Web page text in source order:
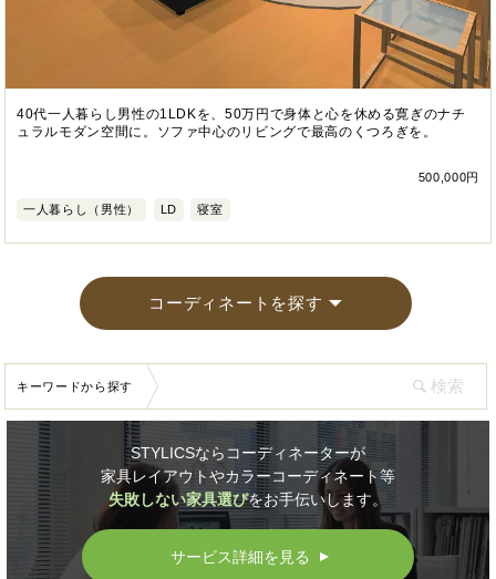
40代一人暮らし男性の1LDKを、50万円で身体と心を休める寛ぎのナチ
ュラルモダン空間に。ソファ中心のリビングで最高のくつろぎを。
500,000円
一人暮らし（男性） LD 寝室
コーディネートを探す
キーワードから探す
STYLICSならコーディネーターが
家具レイアウトやカラーコーディネート等
失敗しない家具選びをお手伝いします。
サービス詳細を見る ▲